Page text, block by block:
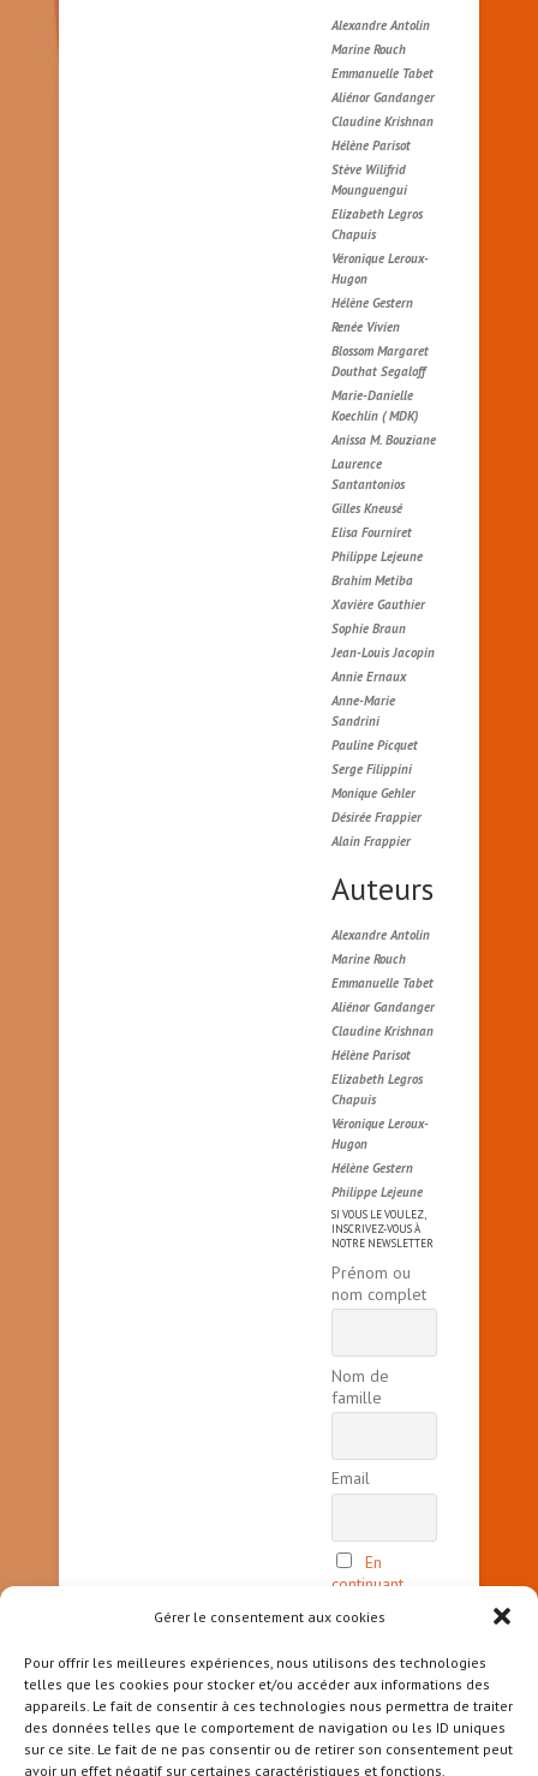
Gérer le consentement aux cookies
Pour offrir les meilleures expériences, nous utilisons des technologies
telles que les cookies pour stocker et/ou accéder aux informations des
appareils. Le fait de consentir à ces technologies nous permettra de traiter
des données telles que le comportement de navigation ou les ID uniques
sur ce site. Le fait de ne pas consentir ou de retirer son consentement peut
avoir un effet négatif sur certaines caractéristiques et fonctions.
Alexandre Antolin
Marine Rouch
Emmanuelle Tabet
Aliénor Gandanger
Claudine Krishnan
Hélène Parisot
Stève Wilifrid
Mounguengui
Elizabeth Legros
Chapuis
Véronique Leroux-
Hugon
Hélène Gestern
Renée Vivien
Blossom Margaret
Douthat Segaloff
Marie-Danielle
Koechlin ( MDK)
Anissa M. Bouziane
Laurence
Santantonios
Gilles Kneusé
Elisa Fourniret
Philippe Lejeune
Brahim Metiba
Xavière Gauthier
Sophie Braun
Jean-Louis Jacopin
Annie Ernaux
Anne-Marie
Sandrini
Pauline Picquet
Serge Filippini
Monique Gehler
Désirée Frappier
Alain Frappier
Auteurs
Alexandre Antolin
Marine Rouch
Emmanuelle Tabet
Aliénor Gandanger
Claudine Krishnan
Hélène Parisot
Elizabeth Legros
Chapuis
Véronique Leroux-
Hugon
Hélène Gestern
Philippe Lejeune
SI VOUS LE VOULEZ,
INSCRIVEZ-VOUS À
NOTRE NEWSLETTER
Prénom ou
nom complet
Nom de
famille
Email
En
continuant,
la politique
confidentialité